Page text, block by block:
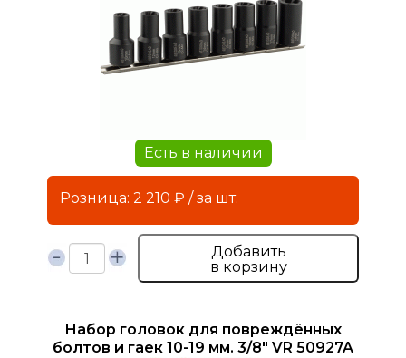
Есть в наличии
Розница: 2 210 ₽ / за шт.
Добавить
в корзину
Набор головок для повреждённых
болтов и гаек 10-19 мм. 3/8" VR 50927A